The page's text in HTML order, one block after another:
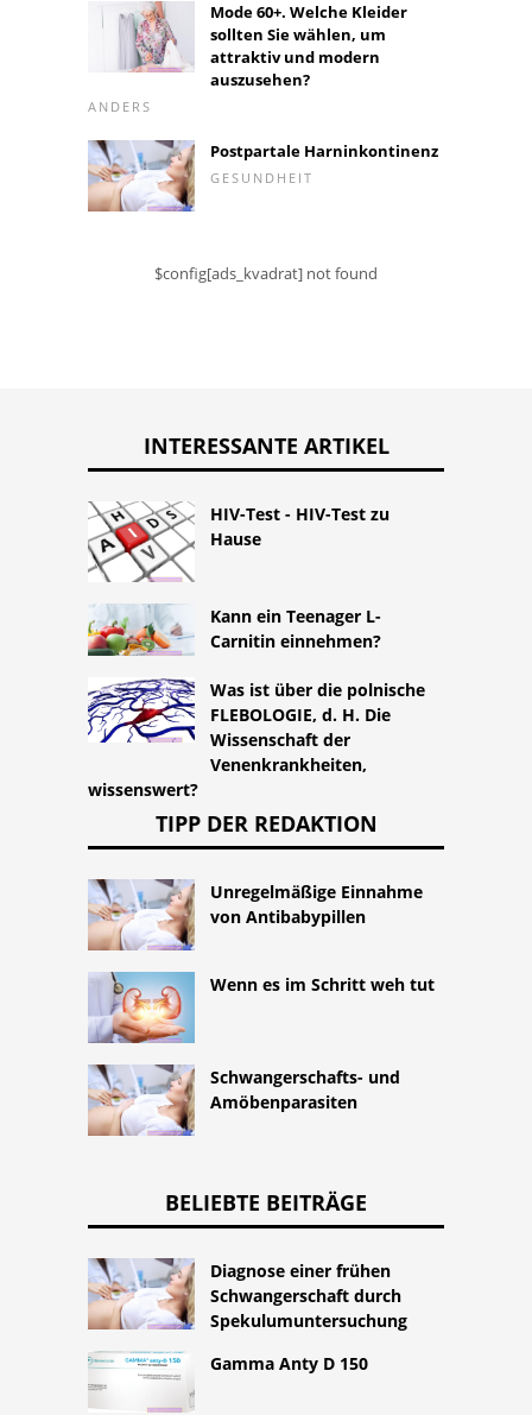
Mode 60+. Welche Kleider
sollten Sie wählen, um
attraktiv und modern
auszusehen?
ANDERS
Postpartale Harninkontinenz
GESUNDHEIT
$config[ads_kvadrat] not found
INTERESSANTE ARTIKEL
HIV-Test - HIV-Test zu
Hause
Kann ein Teenager L-
Carnitin einnehmen?
Was ist über die polnische
FLEBOLOGIE, d. H. Die
Wissenschaft der
Venenkrankheiten,
wissenswert?
TIPP DER REDAKTION
Unregelmäßige Einnahme
von Antibabypillen
Wenn es im Schritt weh tut
Schwangerschafts- und
Amöbenparasiten
BELIEBTE BEITRÄGE
Diagnose einer frühen
Schwangerschaft durch
Spekulumuntersuchung
Gamma Anty D 150